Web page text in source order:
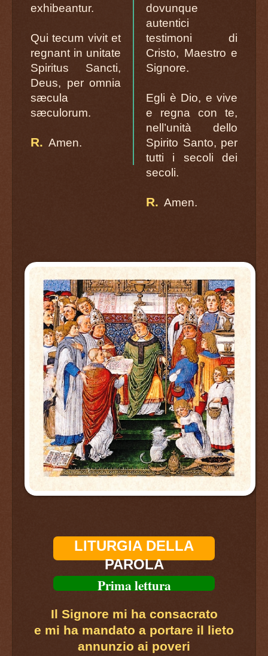
exhibeantur.
Qui tecum vivit et
regnant in unitate
Spiritus Sancti,
Deus, per omnia
sæcula
sæculorum.
R. Amen.
dovunque
autentici
testimoni di
Cristo, Maestro e
Signore.
Egli è Dio, e vive
e regna con te,
nell’unità dello
Spirito Santo, per
tutti i secoli dei
secoli.
R. Amen.
LITURGIA DELLA
PAROLA
Prima lettura
Il Signore mi ha consacrato
e mi ha mandato a portare il lieto
annunzio ai poveri